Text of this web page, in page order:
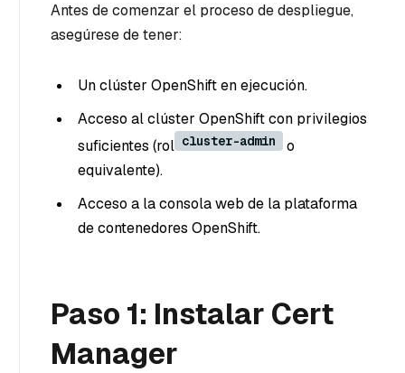
Antes de comenzar el proceso de despliegue,
asegúrese de tener:
Un clúster OpenShift en ejecución.
Acceso al clúster OpenShift con privilegios
suficientes (rol cluster-admin
o
equivalente).
Acceso a la consola web de la plataforma
de contenedores OpenShift.
Paso 1: Instalar Cert
Manager